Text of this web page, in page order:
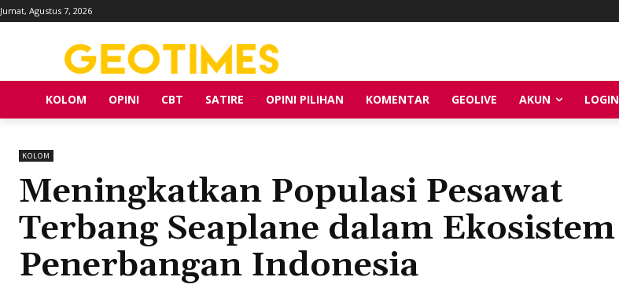
Jumat, Agustus 7, 2026
KOLOM OPINI CBT SATIRE OPINI PILIHAN KOMENTAR GEOLIVE AKUN LOGIN
KOLOM
Meningkatkan Populasi Pesawat
Terbang Seaplane dalam Ekosistem
Penerbangan Indonesia